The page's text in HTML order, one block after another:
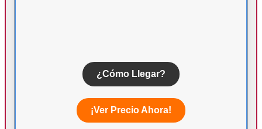
¿Cómo Llegar?
¡Ver Precio Ahora!